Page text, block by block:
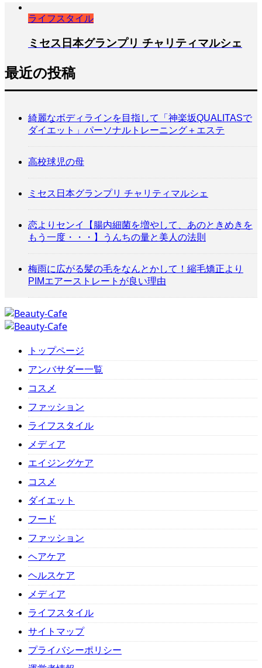
ライフスタイル
ミセス日本グランプリ チャリティマルシェ
最近の投稿
綺麗なボディラインを目指して「神楽坂QUALITASで
ダイエット」パーソナルトレーニング＋エステ
高校球児の母
ミセス日本グランプリ チャリティマルシェ
恋よりセンイ【腸内細菌を増やして、あのときめきを
もう一度・・・】うんちの量と美人の法則
梅雨に広がる髪の毛をなんとかして！縮毛矯正より
PIMエアーストレートが良い理由
トップページ
アンバサダー一覧
コスメ
ファッション
ライフスタイル
メディア
エイジングケア
コスメ
ダイエット
フード
ファッション
ヘアケア
ヘルスケア
メディア
ライフスタイル
サイトマップ
プライバシーポリシー